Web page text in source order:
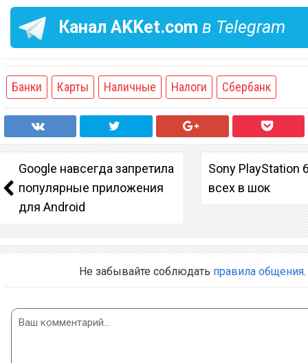
Канал AKKet.com в Telegram
Банки Карты Наличные Налоги Сбербанк
Google навсегда запретила
популярные приложения
для Android
Sony PlayStation
всех в шок
Не забывайте соблюдать правила общения.